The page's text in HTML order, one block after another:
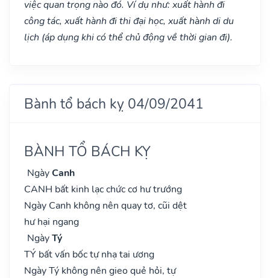
việc quan trọng nào đó. Ví dụ như: xuất hành đi
công tác, xuất hành đi thi đại học, xuất hành di du
lịch (áp dụng khi có thể chủ động về thời gian đi).
Bành tổ bách kỵ 04/09/2041
BÀNH TỔ BÁCH KỴ
NgàyCanh
CANH bất kinh lạc chức cơ hư trướng
Ngày Canh không nên quay tơ, cũi dệt
hư hại ngang
NgàyTý
TÝ bất vấn bốc tự nhạ tai ương
Ngày Tý không nên gieo quẻ hỏi, tự